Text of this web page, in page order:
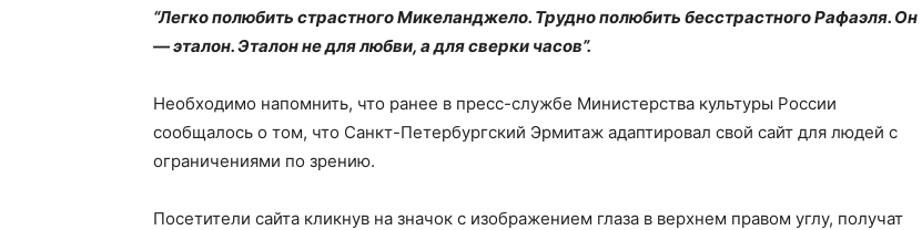
“Легко полюбить страстного Микеланджело. Трудно полюбить бесстрастного Рафаэля. Он
— эталон. Эталон не для любви, а для сверки часов”.
Необходимо напомнить, что ранее в пресс-службе Министерства культуры России
сообщалось о том, что Санкт-Петербургский Эрмитаж адаптировал свой сайт для людей с
ограничениями по зрению.
Посетители сайта кликнув на значок с изображением глаза в верхнем правом углу, получат